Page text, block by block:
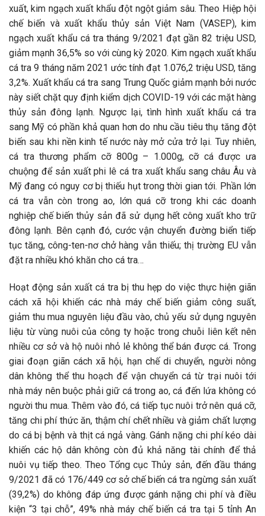
xuất, kim ngạch xuất khẩu đột ngột giảm sâu. Theo Hiệp hội
chế biến và xuất khẩu thủy sản Việt Nam (VASEP), kim
ngạch xuất khẩu cá tra tháng 9/2021 đạt gần 82 triệu USD,
giảm mạnh 36,5% so với cùng kỳ 2020. Kim ngạch xuất khẩu
cá tra 9 tháng năm 2021 ước tính đạt 1.076,2 triệu USD, tăng
3,2%. Xuất khẩu cá tra sang Trung Quốc giảm mạnh bởi nước
này siết chặt quy định kiểm dịch COVID-19 với các mặt hàng
thủy sản đông lạnh. Ngược lại, tình hình xuất khẩu cá tra
sang Mỹ có phần khả quan hơn do nhu cầu tiêu thụ tăng đột
biến sau khi nền kinh tế nước này mở cửa trở lại. Tuy nhiên,
cá tra thương phẩm cỡ 800g – 1.000g, cỡ cá được ưa
chuộng để sản xuất phi lê cá tra xuất khẩu sang châu Âu và
Mỹ đang có nguy cơ bị thiếu hụt trong thời gian tới. Phần lớn
cá tra vẫn còn trong ao, lớn quá cỡ trong khi các doanh
nghiệp chế biến thủy sản đã sử dụng hết công xuất kho trữ
đông lạnh. Bên cạnh đó, cước vận chuyển đường biển tiếp
tục tăng, công-ten-nơ chở hàng vẫn thiếu; thị trường EU vẫn
đặt ra nhiều khó khăn cho cá tra…
Hoạt động sản xuất cá tra bị thu hẹp do việc thực hiện giãn
cách xã hội khiến các nhà máy chế biến giảm công suất,
giảm thu mua nguyên liệu đầu vào, chủ yếu sử dụng nguyên
liệu từ vùng nuôi của công ty hoặc trong chuỗi liên kết nên
nhiều cơ sở và hộ nuôi nhỏ lẻ không thể bán được cá. Trong
giai đoạn giãn cách xã hội, hạn chế di chuyển, người nông
dân không thể thu hoạch để vận chuyển cá từ trại nuôi tới
nhà máy nên buộc phải giữ cá trong ao, cá đến lứa không có
người thu mua. Thêm vào đó, cá tiếp tục nuôi trở nên quá cỡ,
tăng chi phí thức ăn, thậm chí chết nhiều và giảm chất lượng
do cá bị bệnh và thịt cá ngả vàng. Gánh nặng chi phí kéo dài
khiến các hộ dân không còn đủ khả năng tài chính để thả
nuôi vụ tiếp theo. Theo Tổng cục Thủy sản, đến đầu tháng
9/2021 đã có 176/449 cơ sở chế biến cá tra ngừng sản xuất
(39,2%) do không đáp ứng được gánh nặng chi phí và điều
kiện “3 tại chỗ”, 49% nhà máy chế biến cá tra tại 5 tỉnh An